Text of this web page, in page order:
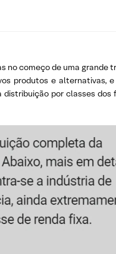
no começo de uma grande
produtos e alternativas,
por classes dos